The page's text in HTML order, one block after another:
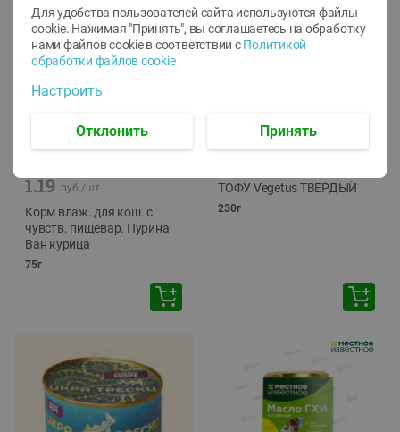
1.19 руб./шт
Корм влаж. для кош. с
чувств. пищевар. Пурина
Ван курица
75г
ТОФУ Vegetus ТВЕРДЫЙ
230г
Для удобства пользователей сайта используются файлы
cookie. Нажимая "Принять", вы соглашаетесь на обработку
нами файлов cookie в соответствии с Политикой
обработки файлов cookie
Настроить
Отклонить Принять